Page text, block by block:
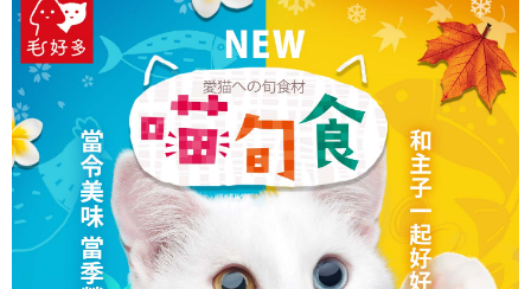
1.本服務由台灣大哥大提供，台灣大哥大用戶可立即使用無須另外申請。
2.付款方式選擇「大哥付你分期」，訂單成立後會自動跳轉到大哥付的交易
流程，驗證手機門號後，選擇欲分期的期數、繳款截止日，確認付款後即完
成交易。
3.實際核准額度、可分期數及費用金額請依後續交易確認頁面所載為準。
4.訂單成立30分鐘內，如未前往確認交易或遇審核未通過，訂單將自動取
消。如遇「轉專審核」未通過狀況，表示未達大哥付你分期系統評分，恕無
法說明評估內容。
【繳款方式說明】
1.分期款項不併入電信帳單，「大哥付你分期」於每月結算日後寄送繳費提
醒簡訊。
2.透過簡訊連結打開帳單後，可選擇「超商條碼／台灣大直營門市／銀行轉
帳／街口支付／iPASS MONEY」等通路繳費。
AFTEE先享後付
相關說明
【關於「AFTEE先享後付」】
AFTEE先享後付是「在收到商品之後才付款」的支付方式。 讓您購物簡單
便利好安心！
１．簡單：不需註冊會員、不需綁卡、不需儲值。
２．便利：只要手機號碼，簡訊認證，即可結帳。
３．安心：先確認商品／服務後，再付款。
【「AFTEE先享後付」結帳流程】
１．於結帳方式選擇「AFTEE先享後付」後，將跳轉至「AFTEE先享後付」
結帳頁面，進行簡訊認證並確認金額後，即可完成結帳。
２．訂單成立數日內，您將收到繳費通知簡訊。
ATM付款
貨到付款
運送方式
全家取貨付款
每筆NT$65，滿NT$1,000(含以上)免運費